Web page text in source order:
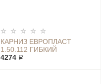
КАРНИЗ ЕВРОПЛАСТ
1.50.112 ГИБКИЙ
4274 ₽